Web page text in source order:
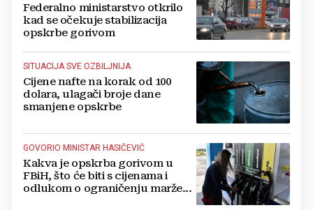
Federalno ministarstvo otkrilo
kad se očekuje stabilizacija
opskrbe gorivom
SITUACIJA SVE OZBILJNIJA
Cijene nafte na korak od 100
dolara, ulagači broje dane
smanjene opskrbe
GOVORIO MINISTAR HASIČEVIĆ
Kakva je opskrba gorivom u
FBiH, što će biti s cijenama i
odlukom o ograničenju marže...